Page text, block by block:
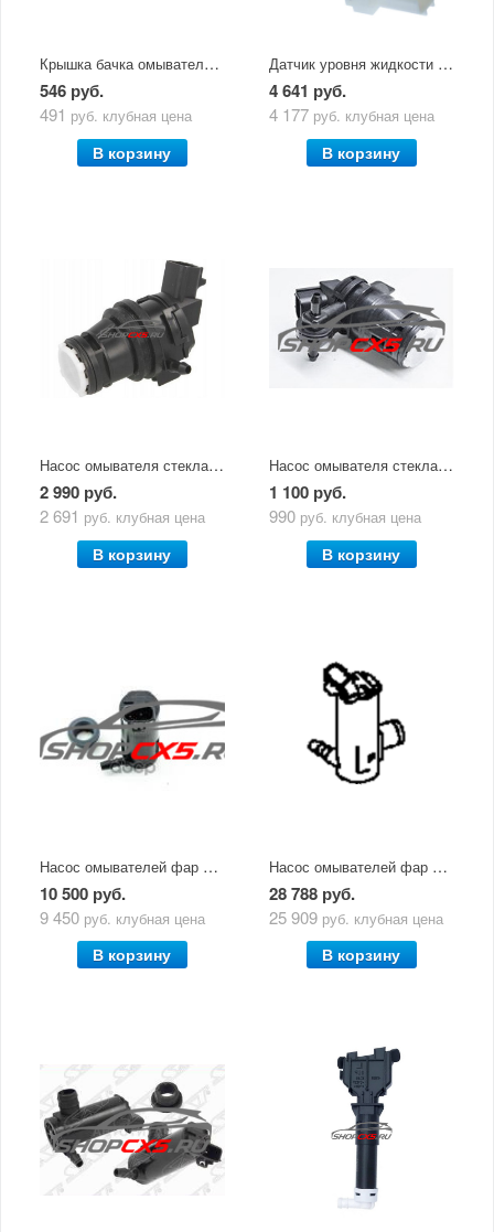
Крышка бачка омывателя лобового стекла Mazda CX-5
546 руб.
491 руб. клубная цена
В корзину
Датчик уровня жидкости в бачке омывателя Mazda CX-5 (2011-по н.в.)
4 641 руб.
4 177 руб. клубная цена
В корзину
Насос омывателя стекла Mazda CX-5 (2011-по н.в.)
2 990 руб.
2 691 руб. клубная цена
В корзину
Насос омывателя стекла Mazda CX-5 (2011-по н.в.) ZZVF
1 100 руб.
990 руб. клубная цена
В корзину
Насос омывателей фар Mazda CX-5 (2011-2017)
10 500 руб.
9 450 руб. клубная цена
В корзину
Насос омывателей фар Mazda CX-5 (2017-по н.в.)
28 788 руб.
25 909 руб. клубная цена
В корзину